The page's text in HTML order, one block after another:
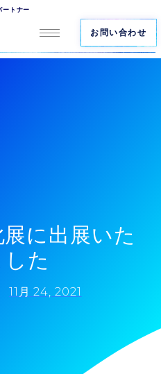
トナー
お問い合わせ
に出展いた
した
11月 24, 2021